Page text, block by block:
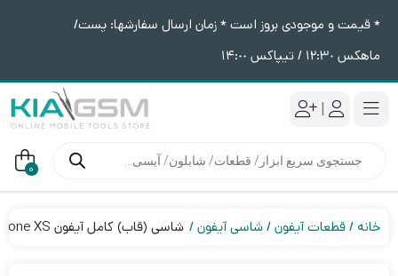
* قیمت و موجودی بروز است * زمان ارسال سفارشها: پست/
ماهکس ١٢:٣٠ / تیپاکس ١۴:٠٠
|
محصولات 0
خانه قطعات آیفون شاسی آیفون شاسی (قاب) کامل آیفون iPhone XS